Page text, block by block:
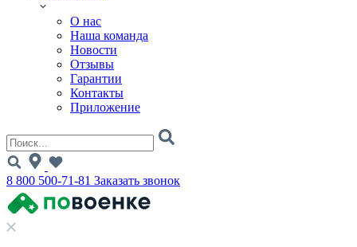
О нас
Наша команда
Новости
Отзывы
Гарантии
Контакты
Приложение
8 800 500-71-81 Заказать звонок